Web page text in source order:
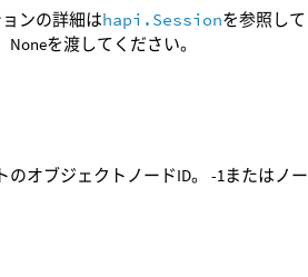
ンの詳細はhapi.Sessionを参照し
を渡してください。
オブジェクトノードID。 -1またはノ